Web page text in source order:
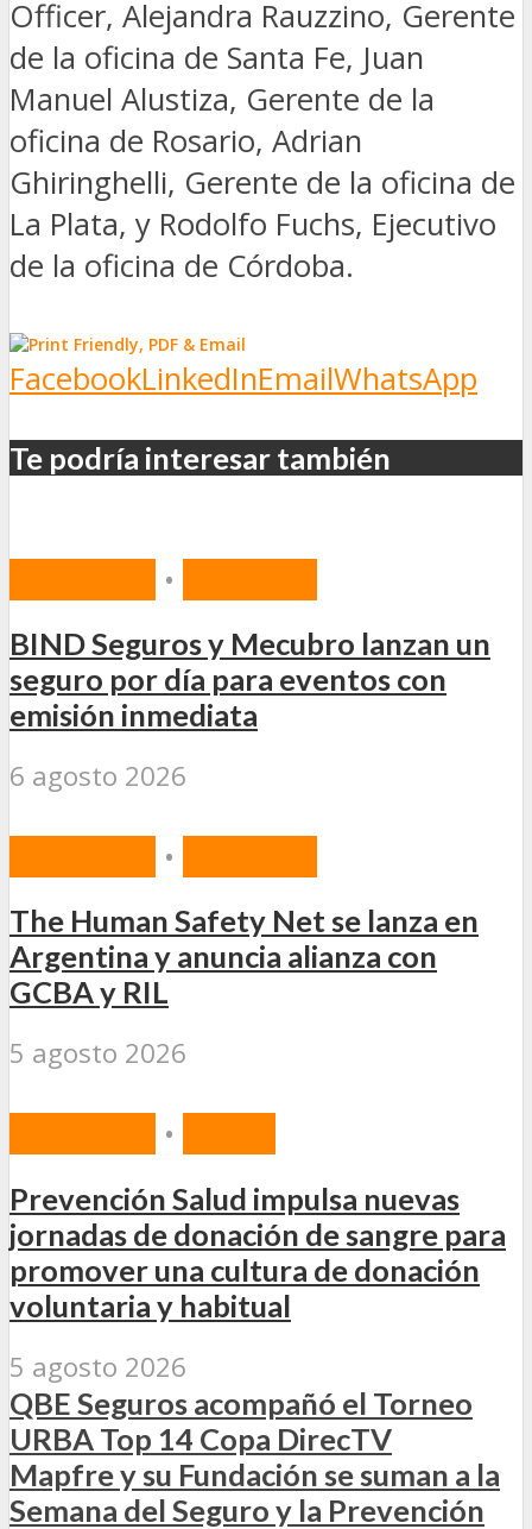
Officer, Alejandra Rauzzino, Gerente
de la oficina de Santa Fe, Juan
Manuel Alustiza, Gerente de la
oficina de Rosario, Adrian
Ghiringhelli, Gerente de la oficina de
La Plata, y Rodolfo Fuchs, Ejecutivo
de la oficina de Córdoba.
FacebookLinkedInEmailWhatsApp
Te podría interesar también
•
BIND Seguros y Mecubro lanzan un
seguro por día para eventos con
emisión inmediata
6 agosto 2026
•
The Human Safety Net se lanza en
Argentina y anuncia alianza con
GCBA y RIL
5 agosto 2026
•
Prevención Salud impulsa nuevas
jornadas de donación de sangre para
promover una cultura de donación
voluntaria y habitual
5 agosto 2026
QBE Seguros acompañó el Torneo
URBA Top 14 Copa DirecTV
Mapfre y su Fundación se suman a la
Semana del Seguro y la Prevención